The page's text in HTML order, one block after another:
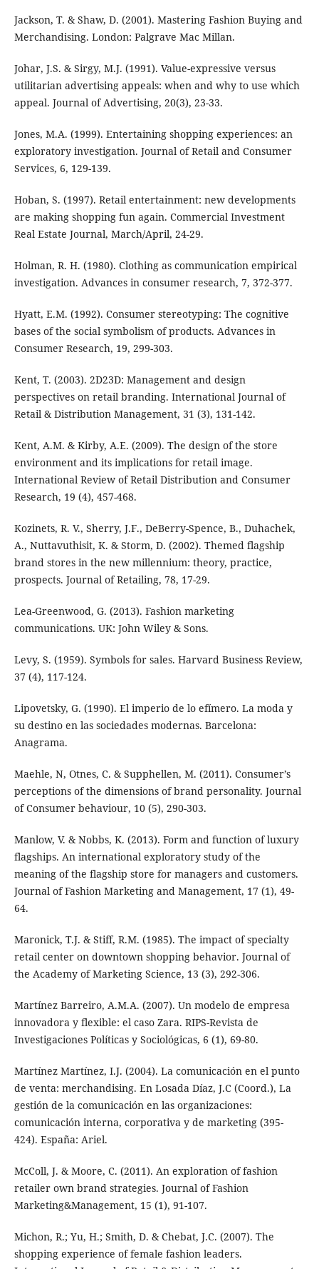
Jackson, T. & Shaw, D. (2001). Mastering Fashion Buying and
Merchandising. London: Palgrave Mac Millan.
Johar, J.S. & Sirgy, M.J. (1991). Value-expressive versus
utilitarian advertising appeals: when and why to use which
appeal. Journal of Advertising, 20(3), 23-33.
Jones, M.A. (1999). Entertaining shopping experiences: an
exploratory investigation. Journal of Retail and Consumer
Services, 6, 129-139.
Hoban, S. (1997). Retail entertainment: new developments
are making shopping fun again. Commercial Investment
Real Estate Journal, March/April, 24-29.
Holman, R. H. (1980). Clothing as communication empirical
investigation. Advances in consumer research, 7, 372-377.
Hyatt, E.M. (1992). Consumer stereotyping: The cognitive
bases of the social symbolism of products. Advances in
Consumer Research, 19, 299-303.
Kent, T. (2003). 2D23D: Management and design
perspectives on retail branding. International Journal of
Retail & Distribution Management, 31 (3), 131-142.
Kent, A.M. & Kirby, A.E. (2009). The design of the store
environment and its implications for retail image.
International Review of Retail Distribution and Consumer
Research, 19 (4), 457-468.
Kozinets, R. V., Sherry, J.F., DeBerry-Spence, B., Duhachek,
A., Nuttavuthisit, K. & Storm, D. (2002). Themed flagship
brand stores in the new millennium: theory, practice,
prospects. Journal of Retailing, 78, 17-29.
Lea-Greenwood, G. (2013). Fashion marketing
communications. UK: John Wiley & Sons.
Levy, S. (1959). Symbols for sales. Harvard Business Review,
37 (4), 117-124.
Lipovetsky, G. (1990). El imperio de lo efímero. La moda y
su destino en las sociedades modernas. Barcelona:
Anagrama.
Maehle, N, Otnes, C. & Supphellen, M. (2011). Consumer’s
perceptions of the dimensions of brand personality. Journal
of Consumer behaviour, 10 (5), 290-303.
Manlow, V. & Nobbs, K. (2013). Form and function of luxury
flagships. An international exploratory study of the
meaning of the flagship store for managers and customers.
Journal of Fashion Marketing and Management, 17 (1), 49-
64.
Maronick, T.J. & Stiff, R.M. (1985). The impact of specialty
retail center on downtown shopping behavior. Journal of
the Academy of Marketing Science, 13 (3), 292-306.
Martínez Barreiro, A.M.A. (2007). Un modelo de empresa
innovadora y flexible: el caso Zara. RIPS-Revista de
Investigaciones Políticas y Sociológicas, 6 (1), 69-80.
Martínez Martínez, I.J. (2004). La comunicación en el punto
de venta: merchandising. En Losada Díaz, J.C (Coord.), La
gestión de la comunicación en las organizaciones:
comunicación interna, corporativa y de marketing (395-
424). España: Ariel.
McColl, J. & Moore, C. (2011). An exploration of fashion
retailer own brand strategies. Journal of Fashion
Marketing&Management, 15 (1), 91-107.
Michon, R.; Yu, H.; Smith, D. & Chebat, J.C. (2007). The
shopping experience of female fashion leaders.